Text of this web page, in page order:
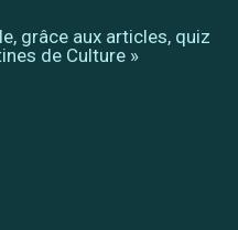
grâce aux articles, quiz
de Culture »